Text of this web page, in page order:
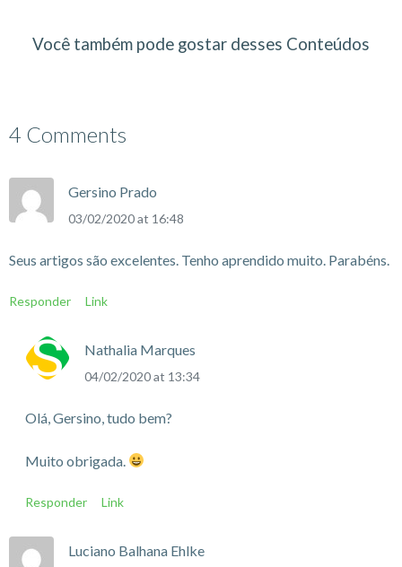
Você também pode gostar desses Conteúdos
4 Comments
Gersino Prado
03/02/2020 at 16:48
Seus artigos são excelentes. Tenho aprendido muito. Parabéns.
Responder Link
Nathalia Marques
04/02/2020 at 13:34
Olá, Gersino, tudo bem?
Muito obrigada.
Responder Link
Luciano Balhana Ehlke